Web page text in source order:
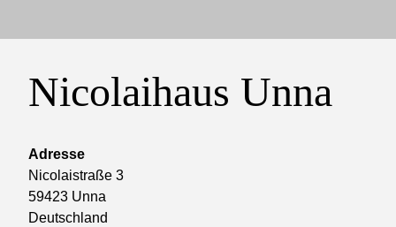
Nicolaihaus Unna
Adresse
Nicolaistraße 3
59423 Unna
Deutschland